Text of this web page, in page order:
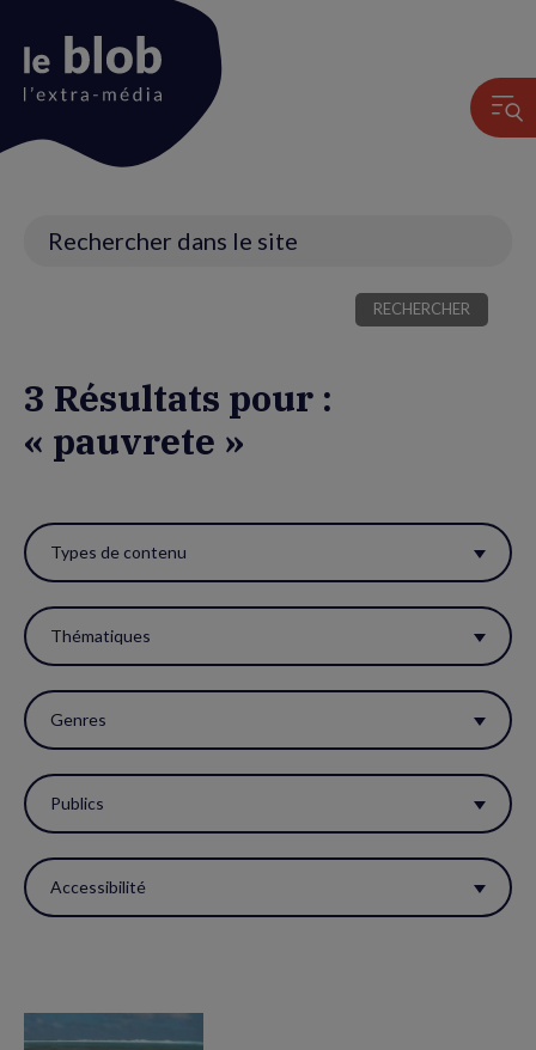
3 Résultats pour :
« pauvrete »
ces
filtres
pour
réactualiser
la
page.
Types de contenu
Thématiques
Genres
Publics
Accessibilité